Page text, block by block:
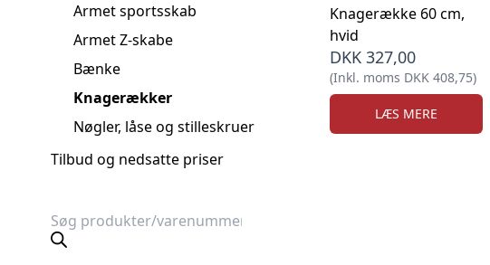
Armet sportsskab
Armet Z-skabe
Bænke
Knagerækker
Nøgler, låse og stilleskruer
Tilbud og nedsatte priser
Products
search
Knagerække 60 cm,
hvid
DKK 327,00
(Inkl. moms DKK 408,75)
LÆS MERE